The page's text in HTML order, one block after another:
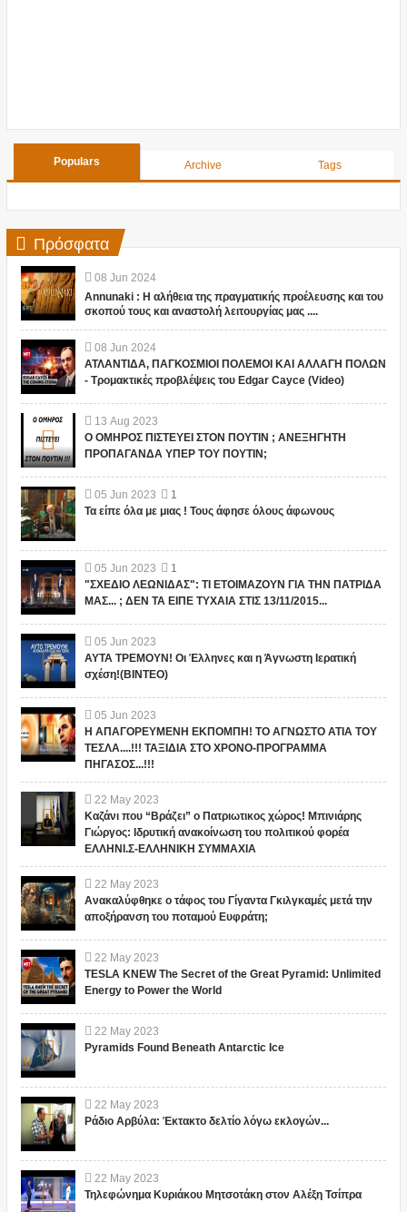
Populars Archive Tags
Πρόσφατα
08 Jun 2024
Annunaki : Η αλήθεια της πραγματικής προέλευσης και του
σκοπού τους και αναστολή λειτουργίας μας ....
08 Jun 2024
ΑΤΛΑΝΤΙΔΑ, ΠΑΓΚΟΣΜΙΟΙ ΠΟΛΕΜΟΙ ΚΑΙ ΑΛΛΑΓΗ ΠΟΛΩΝ
- Τρομακτικές προβλέψεις του Edgar Cayce (Video)
13 Aug 2023
Ο ΟΜΗΡΟΣ ΠΙΣΤΕΥΕΙ ΣΤΟΝ ΠΟΥΤΙΝ ; ΑΝΕΞΗΓΗΤΗ
ΠΡΟΠΑΓΑΝΔΑ ΥΠΕΡ ΤΟΥ ΠΟΥΤΙΝ;
05 Jun 2023
1
Τα είπε όλα με μιας ! Τους άφησε όλους άφωνους
05 Jun 2023
1
"ΣΧΕΔΙΟ ΛΕΩΝΙΔΑΣ": ΤΙ ΕΤΟΙΜΑΖΟΥΝ ΓΙΑ ΤΗΝ ΠΑΤΡΙΔΑ
ΜΑΣ... ; ΔΕΝ ΤΑ ΕΙΠΕ ΤΥΧΑΙΑ ΣΤΙΣ 13/11/2015...
05 Jun 2023
ΑΥΤΑ ΤΡΕΜΟΥΝ! Οι Έλληνες και η Άγνωστη Ιερατική
σχέση!(ΒΙΝΤΕΟ)
05 Jun 2023
Η ΑΠΑΓΟΡΕΥΜΕΝΗ ΕΚΠΟΜΠΗ! ΤΟ ΑΓΝΩΣΤΟ ΑΤΙΑ ΤΟΥ
ΤΕΣΛΑ....!!! ΤΑΞΙΔΙΑ ΣΤΟ ΧΡΟΝΟ-ΠΡΟΓΡΑΜΜΑ
ΠΗΓΑΣΟΣ...!!!
22 May 2023
Καζάνι που “Βράζει” ο Πατριωτικος χώρος! Μπινιάρης
Γιώργος: Ιδρυτική ανακοίνωση του πολιτικού φορέα
ΕΛΛΗΝΙ.Σ-ΕΛΛΗΝΙΚΗ ΣΥΜΜΑΧΙΑ
22 May 2023
Ανακαλύφθηκε ο τάφος του Γίγαντα Γκιλγκαμές μετά την
αποξήρανση του ποταμού Ευφράτη;
22 May 2023
TESLA KNEW The Secret of the Great Pyramid: Unlimited
Energy to Power the World
22 May 2023
Pyramids Found Beneath Antarctic Ice
22 May 2023
Ράδιο Αρβύλα: Έκτακτο δελτίο λόγω εκλογών...
22 May 2023
Τηλεφώνημα Κυριάκου Μητσοτάκη στον Αλέξη Τσίπρα